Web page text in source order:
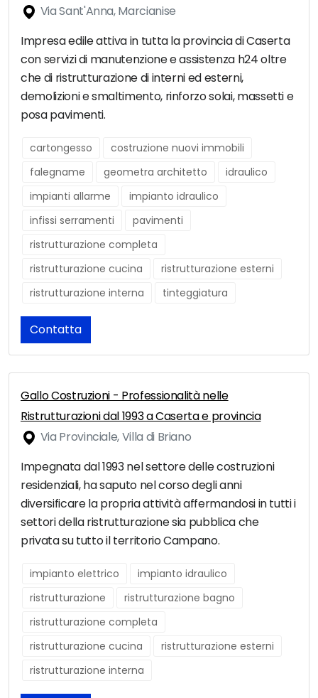
Via Sant'Anna, Marcianise
Impresa edile attiva in tutta la provincia di Caserta
con servizi di manutenzione e assistenza h24 oltre
che di ristrutturazione di interni ed esterni,
demolizioni e smaltimento, rinforzo solai, massetti e
posa pavimenti.
cartongesso
costruzione nuovi immobili
falegname
geometra architetto
idraulico
impianti allarme
impianto idraulico
infissi serramenti
pavimenti
ristrutturazione completa
ristrutturazione cucina
ristrutturazione esterni
ristrutturazione interna
tinteggiatura
Contatta
Gallo Costruzioni - Professionalità nelle
Ristrutturazioni dal 1993 a Caserta e provincia
Via Provinciale, Villa di Briano
Impegnata dal 1993 nel settore delle costruzioni
residenziali, ha saputo nel corso degli anni
diversificare la propria attività affermandosi in tutti i
settori della ristrutturazione sia pubblica che
privata su tutto il territorio Campano.
impianto elettrico
impianto idraulico
ristrutturazione
ristrutturazione bagno
ristrutturazione completa
ristrutturazione cucina
ristrutturazione esterni
ristrutturazione interna